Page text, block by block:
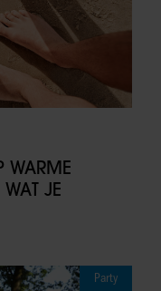
WARME
JE
Party